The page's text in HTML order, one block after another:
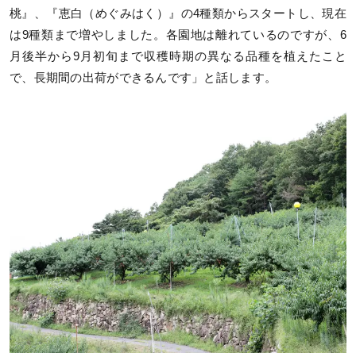
桃』、『恵白（めぐみはく）』の4種類からスタートし、現在
は9種類まで増やしました。各園地は離れているのですが、6
月後半から9月初旬まで収穫時期の異なる品種を植えたこと
で、長期間の出荷ができるんです」と話します。